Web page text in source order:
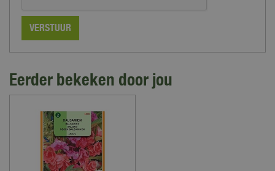
Eerder bekeken door jou